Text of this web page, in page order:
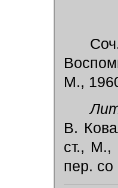
М.,
В.
ст., М.,
пер.